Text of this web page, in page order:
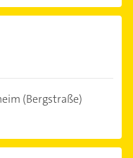
(Bergstraße)